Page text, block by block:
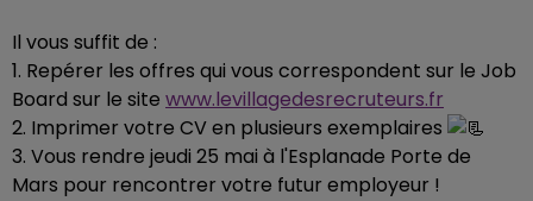
Il vous suffit de :
1. Repérer les offres qui vous correspondent sur le Job
Board sur le site www.levillagedesrecruteurs.fr
2. Imprimer votre CV en plusieurs exemplaires
3. Vous rendre jeudi 25 mai à l'Esplanade Porte de
Mars pour rencontrer votre futur employeur !